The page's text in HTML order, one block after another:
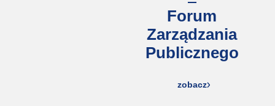
Forum
Zarządzania
Publicznego
zobacz